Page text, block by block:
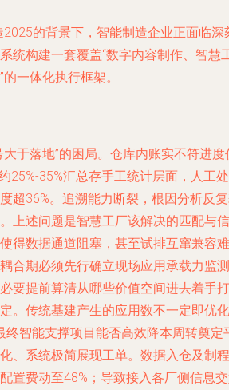
的背景下，智能制造企业正面临深
统构建一套覆盖“数字内容制作、智慧
一体化执行框架。
于落地”的困局。仓库内账实不符进度
25%-35%汇总存手工统计层面，人工处
超36%。追溯能力断裂，根因分析反
上述问题是智慧工厂该解决的匹配与信
得数据通道阻塞，甚至试排互窜兼容难
合期必须先行确立现场应用承载力监测
要提前算清从哪些价值空间进去着手打
。传统基建产生的应用数不一定即优化
智能支撑项目能否高效降本周转奠定
、系统极简展现工单。数据入仓及制程
置费动至48%；导致接入各厂侧信息